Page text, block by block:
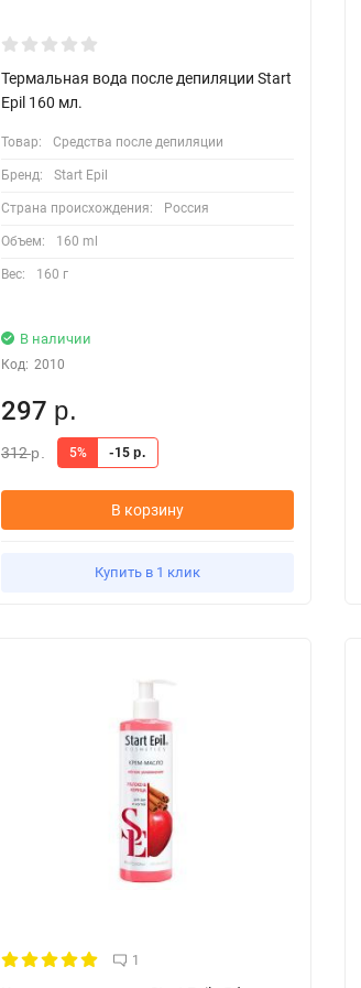
Термальная вода после депиляции Start
Epil 160 мл.
Товар: Средства после депиляции
Бренд: Start Epil
Страна происхождения: Россия
Объем: 160 ml
Вес: 160 г
В наличии
Код: 2010
297 р.
312р. 5% -15 р.
В корзину
Купить в 1 клик
1